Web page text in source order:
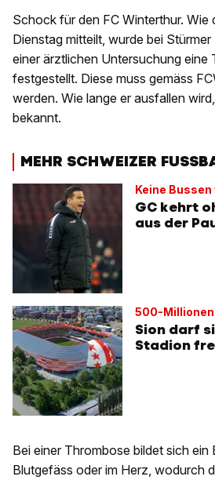
Schock für den FC Winterthur. Wie
Dienstag mitteilt, wurde bei
einer ärztlichen Untersuchung eine
festgestellt. Diese muss gemäss
werden. Wie lange er ausfallen
bekannt.
MEHR SCHWEIZER
Keine
GC kehrt
aus der
500-
Sion darf
Stadion
Bei einer Thrombose bildet sich ein
Blutgefäss oder im Herz, wodurch